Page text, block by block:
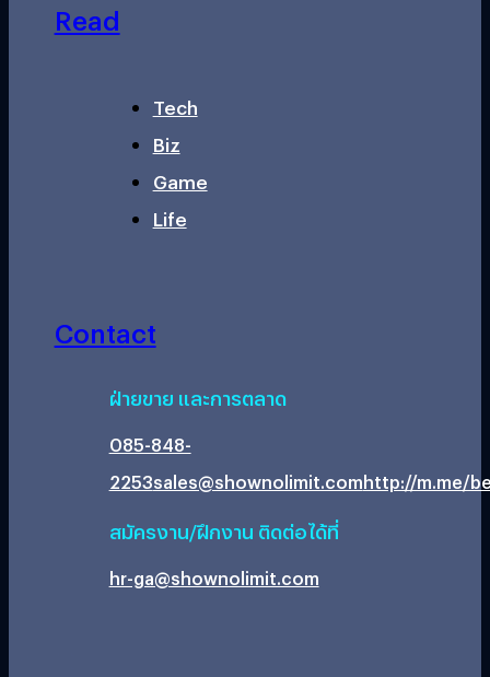
Read
Tech
Biz
Game
Life
Contact
ฝ่ายขาย และการตลาด
085-848-
2253sales@shownolimit.comhttp://m.me/
สมัครงาน/ฝึกงาน ติดต่อได้ที่
hr-ga@shownolimit.com